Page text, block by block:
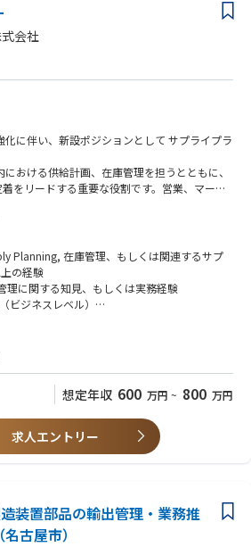
、および履行に関する新たなリスクを特定し、
需要要件を確実にサポートするよう努める。
スの課題が適切に上層部に報告されるよう確
。
トの正確性、および問題解決の有効性に関す
およびデジタルツールの導入を支援する。
レーションのステークホルダーに対し、ガイ
る。
支援の経験。
意思決定に影響を与えることができる。
向上させた経験。
会社
に伴い、新設ポジションとして サプライプラ
おける供給計画、在庫管理を担うとともに、
をリードする重要な役割です。営業、マーケ
ステークホルダーと密に連携しながら、フラ
チームとも協働し、適切な商品供給とビジネ
。
販売実績、在庫状況、市場動向、プロモーシ
画の策定
ェーンチームと連携した納期調整
設計、導入、運用改善
務経理等との定期的な情報連携
過剰在庫リスクの管理
した適切なモデルストック設定、補充率モニ
、プロモーション商品の供給計画
ーティング、改善提案
Planning, 在庫管理、もしくは関連するサプ
の経験
理に関する知見、もしくは実務経験
ビジネスレベル）
Word）
ジネス感覚を持って判断できる方
ケーションを取り、関係者を巻き込める方
連携できる高い調整力をお持ちの方
捉え、改善を推進できる方
想定年収 600 万円 ~ 800 万円
求人エントリー
装置部品の輸出管理・業務推
古屋市）